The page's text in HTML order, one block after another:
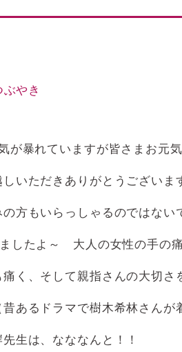
やき
が暴れていますが皆さまお元
いただきありがとうございま
方もいらっしゃるのではない
したよ～ 大人の女性の手の
く、そして親指さんの大切さ
あるドラマで樹木希林さんが
生は、なななんと！！